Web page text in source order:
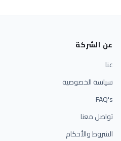
عن الشركة
عنا
سياسة الخصوصية
FAQ's
تواصل معنا
الشروط والأحكام